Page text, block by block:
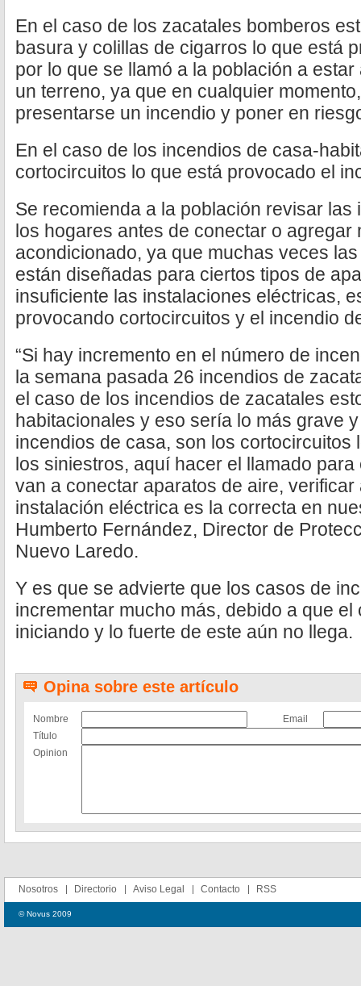
En el caso de los zacatales bomberos
basura y colillas de cigarros lo que está
por lo que se llamó a la población a
un terreno, ya que en cualquier
presentarse un incendio y poner en
En el caso de los incendios de casa-
cortocircuitos lo que está provocado el
Se recomienda a la población revisar
los hogares antes de conectar o agregar
acondicionado, ya que muchas veces
están diseñadas para ciertos tipos de
insuficiente las instalaciones eléctricas,
provocando cortocircuitos y el incendio
“Si hay incremento en el número de
la semana pasada 26 incendios de
el caso de los incendios de zacatales
habitacionales y eso sería lo más grave
incendios de casa, son los cortocircuitos
los siniestros, aquí hacer el llamado
van a conectar aparatos de aire,
instalación eléctrica es la correcta en
Humberto Fernández, Director de
Nuevo Laredo.
Y es que se advierte que los casos de
incrementar mucho más, debido a que el
iniciando y lo fuerte de este aún no llega.
Opina sobre este artículo
Nombre
Email
Título
Opinion
Nosotros Directorio Aviso Legal Contacto RSS
© Novus 2009